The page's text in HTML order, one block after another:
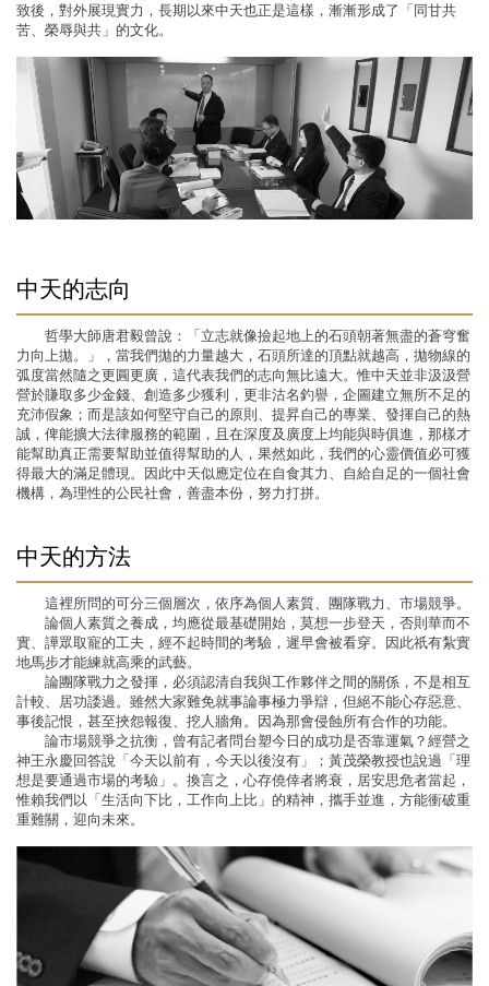
致後，對外展現實力，長期以來中天也正是這樣，漸漸形成了「同甘共
苦、榮辱與共」的文化。
中天的志向
哲學大師唐君毅曾說：「立志就像撿起地上的石頭朝著無盡的蒼穹奮
力向上拋。」，當我們拋的力量越大，石頭所達的頂點就越高，拋物線的
弧度當然隨之更圓更廣，這代表我們的志向無比遠大。惟中天並非汲汲營
營於賺取多少金錢、創造多少獲利，更非沽名釣譽，企圖建立無所不足的
充沛假象；而是該如何堅守自己的原則、提昇自己的專業、發揮自己的熱
誠，俾能擴大法律服務的範圍，且在深度及廣度上均能與時俱進，那樣才
能幫助真正需要幫助並值得幫助的人，果然如此，我們的心靈價值必可獲
得最大的滿足體現。因此中天似應定位在自食其力、自給自足的一個社會
機構，為理性的公民社會，善盡本份，努力打拼。
中天的方法
這裡所問的可分三個層次，依序為個人素質、團隊戰力、市場競爭。
論個人素質之養成，均應從最基礎開始，莫想一步登天，否則華而不
實、譁眾取寵的工夫，經不起時間的考驗，遲早會被看穿。因此祇有紮實
地馬步才能練就高乘的武藝。
論團隊戰力之發揮，必須認清自我與工作夥伴之間的關係，不是相互
計較、居功諉過。雖然大家難免就事論事極力爭辯，但絕不能心存惡意、
事後記恨，甚至挾怨報復、挖人牆角。因為那會侵蝕所有合作的功能。
論市場競爭之抗衡，曾有記者問台塑今日的成功是否靠運氣？經營之
神王永慶回答說「今天以前有，今天以後沒有」；黃茂榮教授也說過「理
想是要通過市場的考驗」。換言之，心存僥倖者將衰，居安思危者當起，
惟賴我們以「生活向下比，工作向上比」的精神，攜手並進，方能衝破重
重難關，迎向未來。